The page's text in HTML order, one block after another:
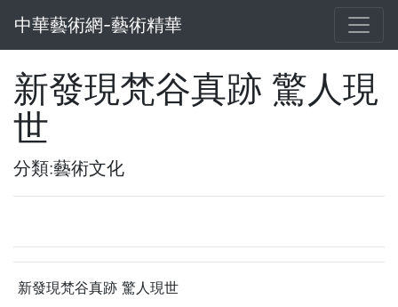
中華藝術網-藝術精華
新發現梵谷真跡 驚人現
世
分類:藝術文化
新發現梵谷真跡 驚人現世